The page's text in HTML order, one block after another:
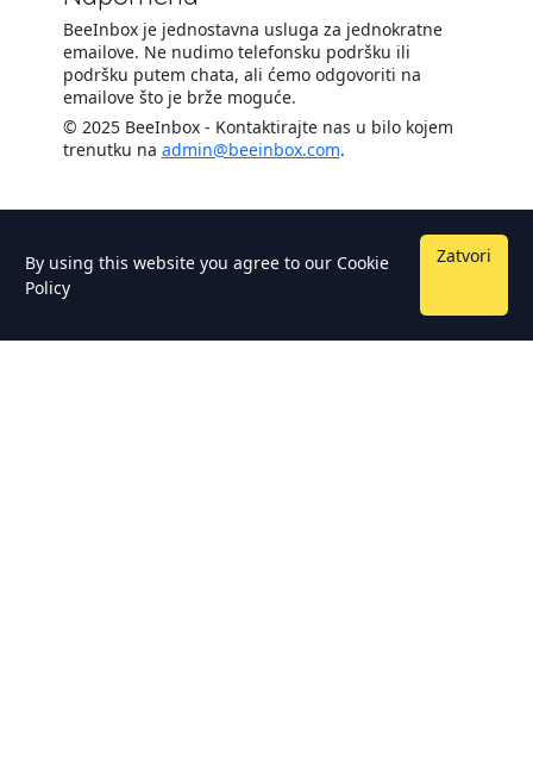
BeeInbox je jednostavna usluga za jednokratne
emailove. Ne nudimo telefonsku podršku ili
podršku putem chata, ali ćemo odgovoriti na
emailove što je brže moguće.
© 2025 BeeInbox - Kontaktirajte nas u bilo kojem
trenutku na admin@beeinbox.com.
By using this website you agree to our Cookie
Policy
Zatvori